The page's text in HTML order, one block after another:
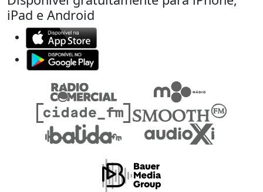
iPad e Android